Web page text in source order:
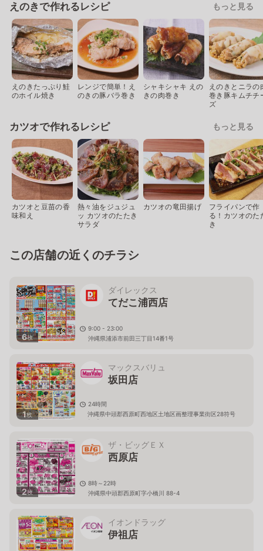
えのきで作れるレシピ もっと見る
えのきたっぷり鮭
のホイル焼き
レンジで簡単！え
のきの豚バラ巻き
シャキシャキ えの
きの肉巻き
えのきとニラの
巻き豚キムチチ
ズ
カツオで作れるレシピ もっと見る
カツオと豆苗の香
味和え
熱々油をジュジュ
ッ カツオのたたき
サラダ
カツオの竜田揚げ
フライパンで作
る！カツオのた
き
この店舗の近くのチラシ
6枚
ダイレックス
てだこ浦西店
9:00 - 23:00
沖縄県浦添市前田三丁目14番1号
1枚
マックスバリュ
坂田店
24時間
沖縄県中頭郡西原町西地区土地区画整理事業街区28符号
1、2
2枚
ザ・ビッグＥＸ
西原店
8時～22時
沖縄県中頭郡西原町字小橋川 88-4
イオンドラッグ
伊祖店